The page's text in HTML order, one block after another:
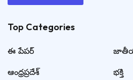
Top Categories​
ఈ పేపర్
ఆంధ్రప్రదేశ్ భక్తి